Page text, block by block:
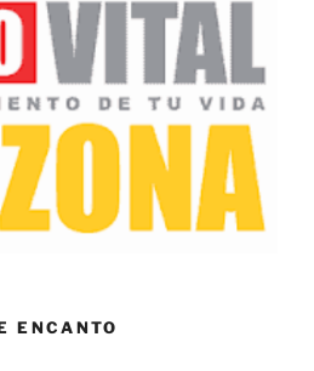
ENCANTO